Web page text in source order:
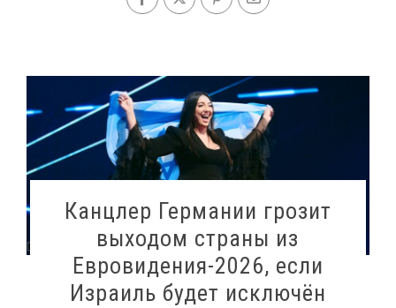
Канцлер Германии грозит
выходом страны из
Евровидения-2026, если
Израиль будет исключён